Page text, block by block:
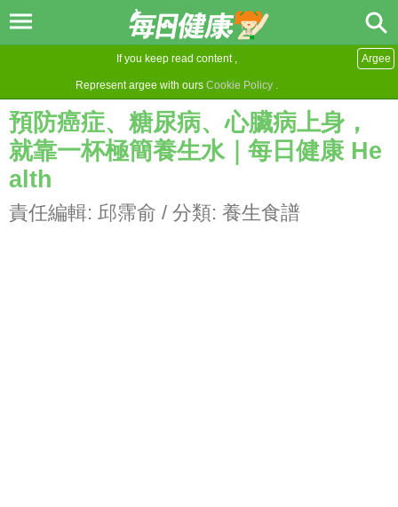
If you keep read content ,
Represent argee with ours Cookie Policy .
Argee
預防癌症、糖尿病、心臟病上身，
就靠一杯極簡養生水｜每日健康 He
alth
責任編輯: 邱霈俞 / 分類: 養生食譜